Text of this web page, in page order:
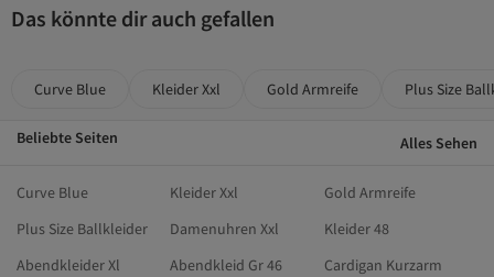
Das könnte dir auch gefallen
Curve Blue Kleider Xxl Gold Armreife Plus Size
Beliebte Seiten Alles Sehen
Curve Blue Kleider Xxl
Gold Armreife
Plus Size Ballkleider
Damenuhren Xxl
Kleider 48
Abendkleider Xl
Abendkleid Gr 46
Cardigan Kurzarm